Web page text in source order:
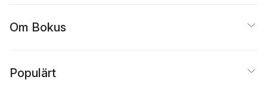
Om Bokus
Populärt